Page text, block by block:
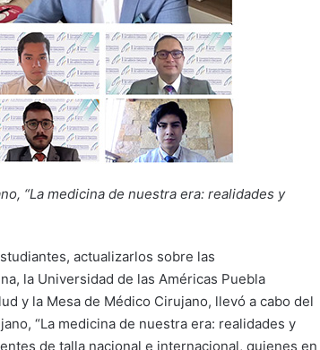
“La medicina de nuestra era: realidades y
actualizarlos sobre las
la Universidad de las Américas Puebla
y la Mesa de Médico Cirujano, llevó a cabo del
“La medicina de nuestra era: realidades y
de talla nacional e internacional, quienes en